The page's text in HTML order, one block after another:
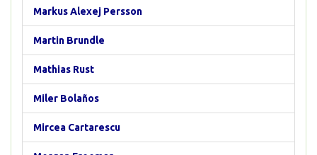
Markus Alexej Persson
Martin Brundle
Mathias Rust
Miler Bolaños
Mircea Cartarescu